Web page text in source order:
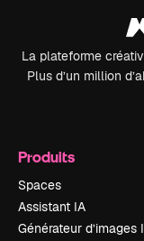
La plateforme
Plus d’un million
Produits
Spaces
Assistant IA
Générateur d’images